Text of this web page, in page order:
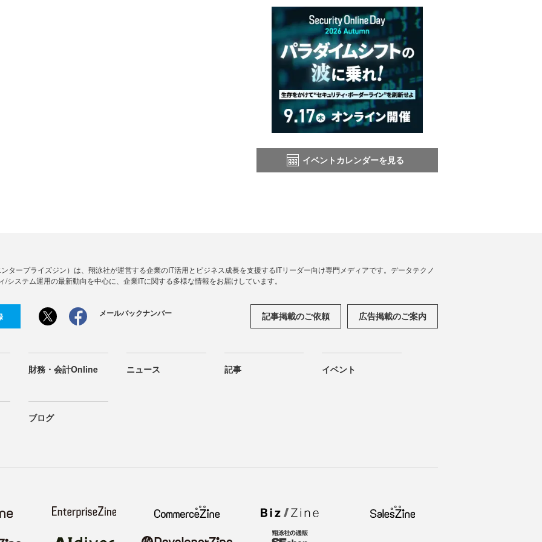
イベントカレンダーを見る
ンタープライズジン）は、翔泳社が運営する企業のIT活用とビジネス成長を支援するITリーダー向け専門メディアです。データテクノ
/システム運用の最新動向を中心に、企業ITに関する多様な情報をお届けしています。
メールバックナンバー 記事掲載のご依頼 広告掲載のご案内
財務・会計Online ニュース 記事 イベント
ブログ